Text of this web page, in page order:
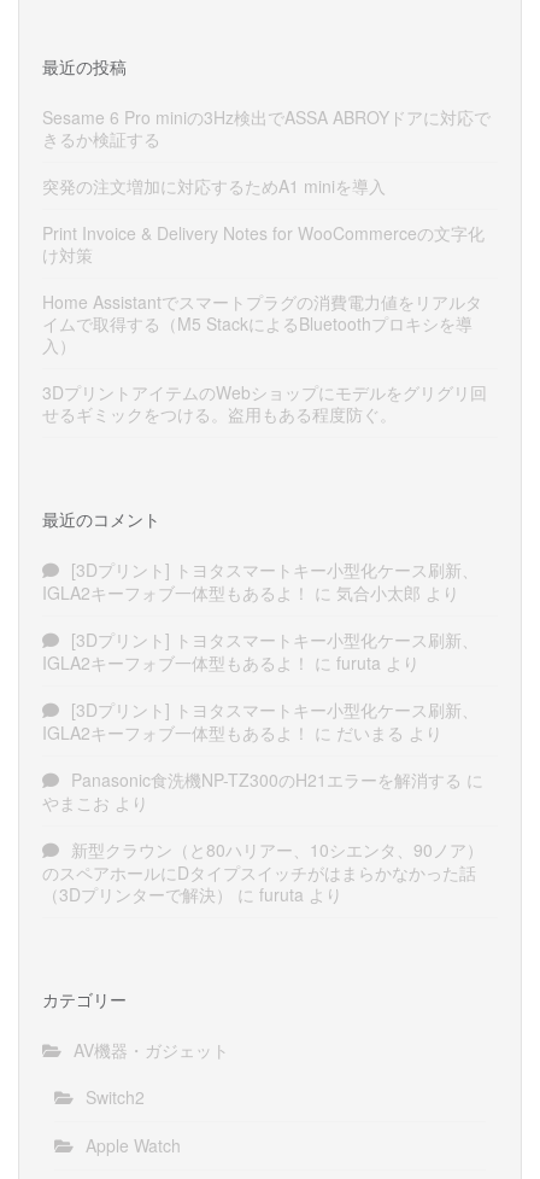
最近の投稿
Sesame 6 Pro miniの3Hz検出でASSA ABROYドアに対応で
きるか検証する
突発の注文増加に対応するためA1 miniを導入
Print Invoice & Delivery Notes for WooCommerceの文字化
け対策
Home Assistantでスマートプラグの消費電力値をリアルタ
イムで取得する（M5 StackによるBluetoothプロキシを導
入）
3DプリントアイテムのWebショップにモデルをグリグリ回
せるギミックをつける。盗用もある程度防ぐ。
最近のコメント
[3Dプリント] トヨタスマートキー小型化ケース刷新、
IGLA2キーフォブ一体型もあるよ！ に 気合小太郎 より
[3Dプリント] トヨタスマートキー小型化ケース刷新、
IGLA2キーフォブ一体型もあるよ！ に furuta より
[3Dプリント] トヨタスマートキー小型化ケース刷新、
IGLA2キーフォブ一体型もあるよ！ に だいまる より
Panasonic食洗機NP-TZ300のH21エラーを解消する に
やまこお より
新型クラウン（と80ハリアー、10シエンタ、90ノア）
のスペアホールにDタイプスイッチがはまらかなかった話
（3Dプリンターで解決）
に furuta より
カテゴリー
AV機器・ガジェット
Switch2
Apple Watch